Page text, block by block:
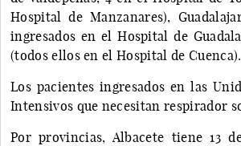
Hospital de Manzanares),
ingresados en el Hospital de
(todos ellos en el Hospital de Cuenca).
Los pacientes ingresados en las
Intensivos que necesitan respirador
Por provincias, Albacete tiene 13